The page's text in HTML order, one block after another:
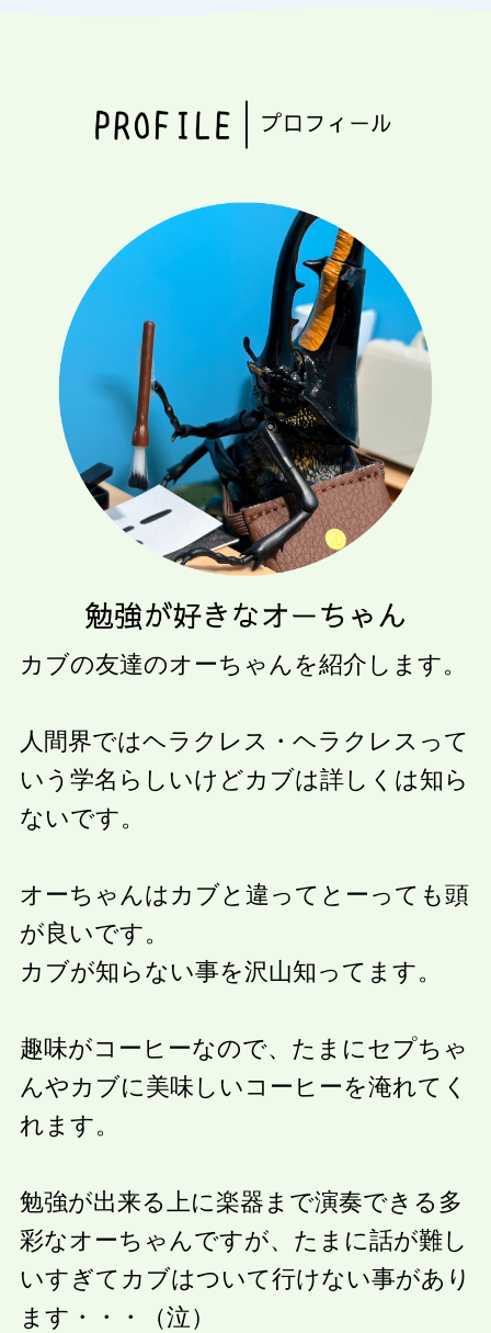
カブの友達のオーちゃんを紹介します。
人間界ではヘラクレス・ヘラクレスって
いう学名らしいけどカブは詳しくは知ら
ないです。
オーちゃんはカブと違ってとーっても頭
が良いです。
カブが知らない事を沢山知ってます。
趣味がコーヒーなので、たまにセプちゃ
んやカブに美味しいコーヒーを淹れてく
れます。
勉強が出来る上に楽器まで演奏できる多
彩なオーちゃんですが、たまに話が難し
いすぎてカブはついて行けない事があり
ます・・・（泣）